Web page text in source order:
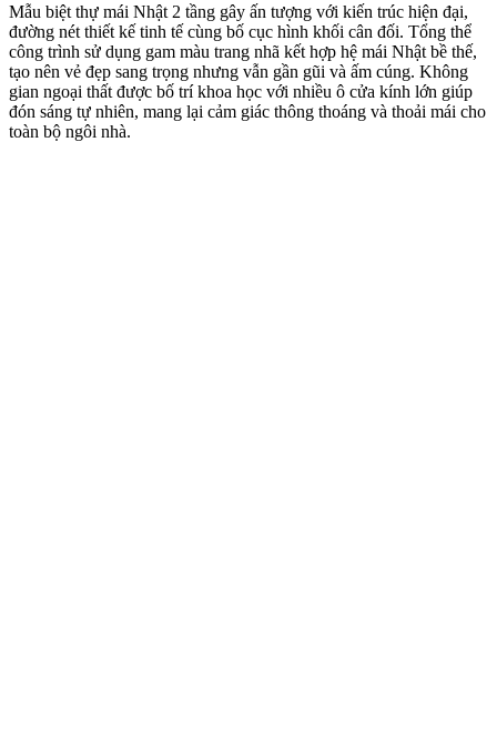
Mẫu biệt thự mái Nhật 2 tầng gây ấn tượng với kiến trúc hiện đại,
đường nét thiết kế tinh tế cùng bố cục hình khối cân đối. Tổng thể
công trình sử dụng gam màu trang nhã kết hợp hệ mái Nhật bề thế,
tạo nên vẻ đẹp sang trọng nhưng vẫn gần gũi và ấm cúng. Không
gian ngoại thất được bố trí khoa học với nhiều ô cửa kính lớn giúp
đón sáng tự nhiên, mang lại cảm giác thông thoáng và thoải mái cho
toàn bộ ngôi nhà.